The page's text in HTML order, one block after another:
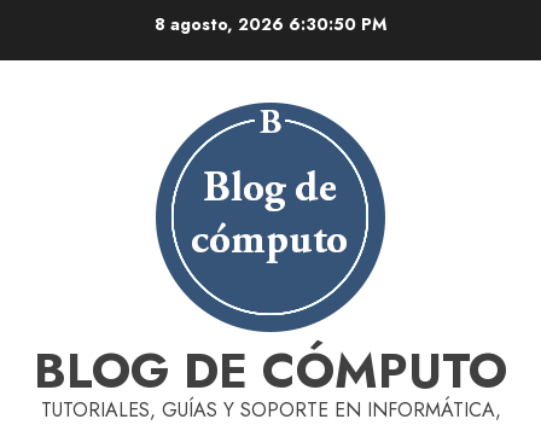
8 agosto, 20266:30:51 PM
BLOG DE CÓMPUTO
TUTORIALES, GUÍAS Y SOPORTE EN INFORMÁTICA,